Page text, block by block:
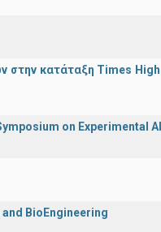
στην κατάταξη Times
on Experimental
BioEngineering